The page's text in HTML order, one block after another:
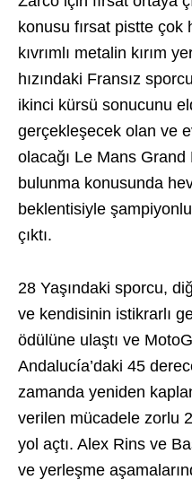
konusu fırsat pistte çok
kıvrımlı metalin kırım
hızındaki Fransız
ikinci kürsü sonucunu
gerçekleşecek olan ve
olacağı Le Mans Grand
bulunma konusunda
beklentisiyle
çıktı.
28 Yaşındaki sporcu,
ve kendisinin istikrarlı
ödülüne ulaştı ve
Andalucía’daki 45
zamanda yeniden
verilen mücadele zorlu
yol açtı. Alex Rins ve
ve yerleşme